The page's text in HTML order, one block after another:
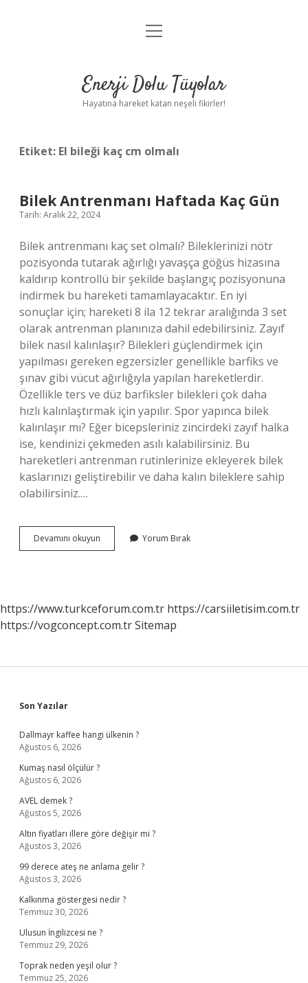
Anasayfa
Yasal Uyarı
menüyü
Enerji Dolu Tüyolar
Hayatına hareket katan neşeli fikirler!
Etiket: El bileği kaç cm olmalı
Bilek Antrenmanı Haftada Kaç Gün
Tarih: Aralık 22, 2024
Bilek antrenmanı kaç set olmalı? Bileklerinizi nötr
pozisyonda tutarak ağırlığı yavaşça göğüs hizasına
kaldırıp kontrollü bir şekilde başlangıç ​​pozisyonuna
indirmek bu hareketi tamamlayacaktır. En iyi
sonuçlar için; hareketi 8 ila 12 tekrar aralığında 3 set
olarak antrenman planınıza dahil edebilirsiniz. Zayıf
bilek nasıl kalınlaşır? Bilekleri güçlendirmek için
yapılması gereken egzersizler genellikle barfiks ve
şınav gibi vücut ağırlığıyla yapılan hareketlerdir.
Özellikle ters ve düz barfiksler bilekleri çok daha
hızlı kalınlaştırmak için yapılır. Spor yapınca bilek
kalınlaşır mı? Eğer bicepsleriniz zincirdeki zayıf halka
ise, kendinizi çekmeden asılı kalabilirsiniz. Bu
hareketleri antrenman rutinlerinize ekleyerek bilek
kaslarınızı geliştirebilir ve daha kalın bileklere sahip
olabilirsiniz.…
Devamını okuyun
Antrenmanı
Yorum Bırak
https://www.turkceforum.com.tr https://carsiiletisim.com.tr
https://vogconcept.com.trSitemap
Sidebar
Son Yazılar
Dallmayr kaffee hangi ülkenin ?
Ağustos 6, 2026
Kumaş nasıl ölçülür ?
Ağustos 6, 2026
AVEL demek ?
Ağustos 5, 2026
Altın fiyatları illere göre değişir mi ?
Ağustos 3, 2026
99 derece ateş ne anlama gelir ?
Ağustos 3, 2026
Kalkınma göstergesi nedir ?
Temmuz 30, 2026
Ulusun İngilizcesi ne ?
Temmuz 29, 2026
Toprak neden yeşil olur ?
Temmuz 25, 2026